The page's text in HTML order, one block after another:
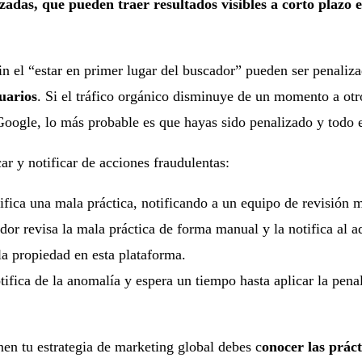
que pueden traer resultados visibles a corto
el “estar en primer lugar del buscador” pueden ser
. Si el tráfico orgánico disminuye de un momento a
lo más probable es que hayas sido penalizado y todo
y notificar de acciones fraudulentas:
una mala práctica, notificando a un equipo de revisión
revisa la mala práctica de forma manual y la notifica al
propiedad en esta plataforma.
de la anomalía y espera un tiempo hasta aplicar la
tu estrategia de marketing global debes conocer las